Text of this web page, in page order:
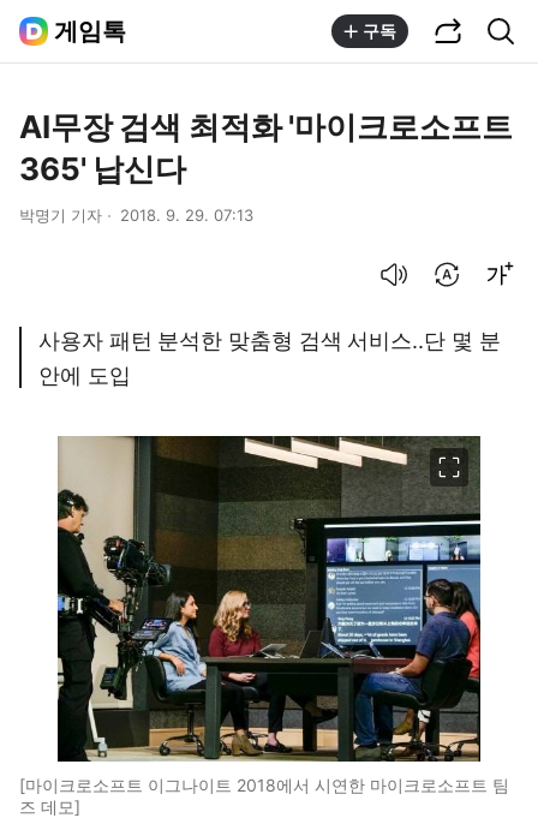
게임톡 구독
AI무장 검색 최적화 '마이크로소프트
365' 납신다
박명기 기자 2018. 9. 29. 07:13
사용자 패턴 분석한 맞춤형 검색 서비스..단 몇 분
안에 도입
[마이크로소프트 이그나이트 2018에서 시연한 마이크로소프트 팀
즈 데모]